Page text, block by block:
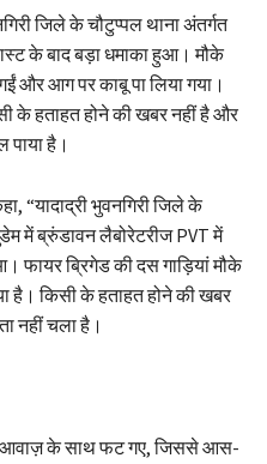
जिले के चौटुप्पल थाना अंतर्गत
के बाद बड़ा धमाका हुआ। मौके
और आग पर काबू पा लिया गया।
के हताहत होने की खबर नहीं है और
पाया है।
“यादाद्री भुवनगिरी जिले के
में ब्रुंडावन लैबोरेटरीज PVT में
फायर ब्रिगेड की दस गाड़ियां मौके
है। किसी के हताहत होने की खबर
नहीं चला है।
आवाज़ के साथ फट गए, जिससे आस-